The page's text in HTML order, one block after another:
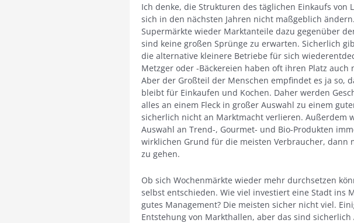
Ich denke, die Strukturen des täglichen Einkaufs von
sich in den nächsten Jahren nicht maßgeblich
Supermärkte wieder Marktanteile dazu gegenüber
sind keine großen Sprünge zu erwarten. Sicherlich
die alternative kleinere Betriebe für sich
Metzger oder -Bäckereien haben oft ihren Platz auch
Aber der Großteil der Menschen empfindet es ja so,
bleibt für Einkaufen und Kochen. Daher werden
alles an einem Fleck in großer Auswahl zu einem
sicherlich nicht an Marktmacht verlieren. Außerdem
Auswahl an Trend-, Gourmet- und Bio-Produkten
wirklichen Grund für die meisten Verbraucher, dann
zu gehen.
Ob sich Wochenmärkte wieder mehr durchsetzen
selbst entschieden. Wie viel investiert eine Stadt ins
gutes Management? Die meisten sicher nicht viel.
Entstehung von Markthallen, aber das sind sicherlich